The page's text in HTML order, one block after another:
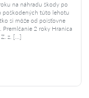
na náhradu škody po
poškodených túto lehotu
si môže od poisťovne
2 roky Hranica
z. […]